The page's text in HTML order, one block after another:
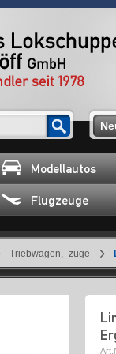
Modellautos
Flugzeuge
Triebwagen, -züge